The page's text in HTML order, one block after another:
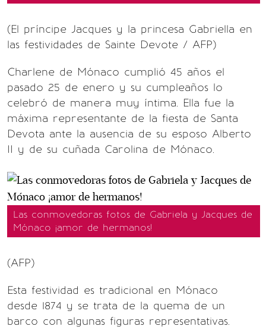
(El príncipe Jacques y la princesa Gabriella en
las festividades de Sainte Devote / AFP)
Charlene de Mónaco cumplió 45 años el
pasado 25 de enero y su cumpleaños lo
celebró de manera muy íntima. Ella fue la
máxima representante de la fiesta de Santa
Devota ante la ausencia de su esposo Alberto
II y de su cuñada Carolina de Mónaco.
Las conmovedoras fotos de Gabriela y Jacques de
Mónaco ¡amor de hermanos!
(AFP)
Esta festividad es tradicional en Mónaco
desde 1874 y se trata de la quema de un
barco con algunas figuras representativas.